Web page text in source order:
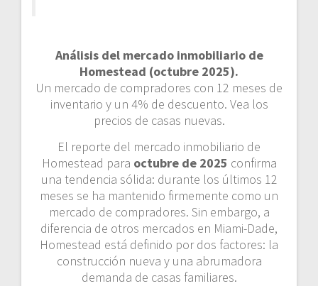
Análisis del mercado inmobiliario de
Homestead (octubre 2025).
Un mercado de compradores con 12 meses de
inventario y un 4% de descuento. Vea los
precios de casas nuevas.
El reporte del mercado inmobiliario de
Homestead para octubre de 2025 confirma
una tendencia sólida: durante los últimos 12
meses se ha mantenido firmemente como un
mercado de compradores. Sin embargo, a
diferencia de otros mercados en Miami-Dade,
Homestead está definido por dos factores: la
construcción nueva y una abrumadora
demanda de casas familiares.